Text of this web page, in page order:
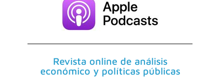
Revista online de análisis
económico y políticas públicas